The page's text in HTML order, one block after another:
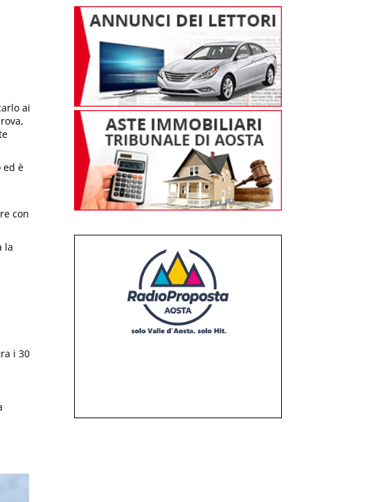
ai
ed è
con
la
i 30